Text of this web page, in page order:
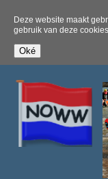
Deze website maakt
gebruik van deze